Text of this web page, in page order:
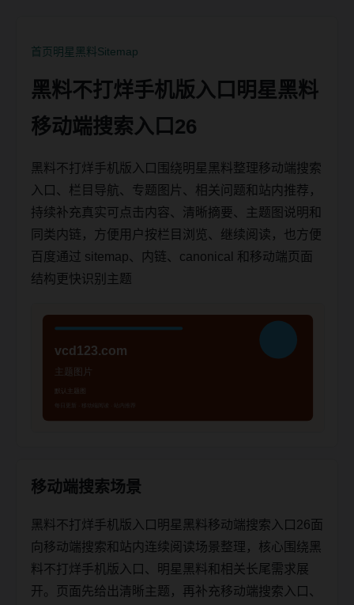
首页明星黑料Sitemap
黑料不打烊手机版入口明星黑料
移动端搜索入口26
黑料不打烊手机版入口围绕明星黑料整理移动端搜索
入口、栏目导航、专题图片、相关问题和站内推荐，
持续补充真实可点击内容、清晰摘要、主题图说明和
同类内链，方便用户按栏目浏览、继续阅读，也方便
百度通过 sitemap、内链、canonical 和移动端页面
结构更快识别主题
移动端搜索场景
黑料不打烊手机版入口明星黑料移动端搜索入口26面
向移动端搜索和站内连续阅读场景整理，核心围绕黑
料不打烊手机版入口、明星黑料和相关长尾需求展
开。页面先给出清晰主题，再补充移动端搜索入口、